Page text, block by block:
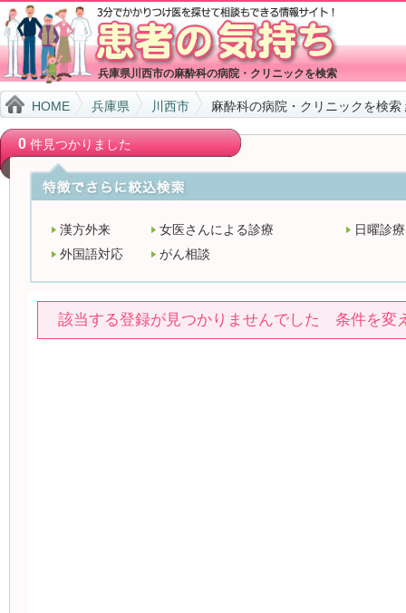
兵庫県川西市の麻酔科の病院・クリニックを検索
HOME 兵庫県 川西市 麻酔科の病院・クリニックを検索
0件見つかりました
漢方外来 女医さんによる診療
日曜診療
外国語対応
がん相談
該当する登録が見つかりませんでした 条件を